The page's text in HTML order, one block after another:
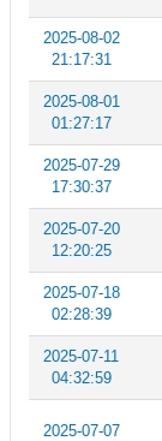
2025-08-02
21:17:31
2025-08-01
01:27:17
2025-07-29
17:30:37
2025-07-20
12:20:25
2025-07-18
02:28:39
2025-07-11
04:32:59
2025-07-07